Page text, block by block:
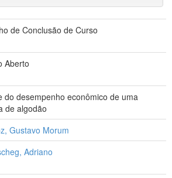
de Conclusão de Curso
Aberto
do desempenho econômico de uma
de algodão
Gustavo Morum
Adriano